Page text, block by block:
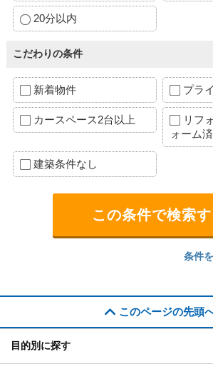
20分以内
こだわりの条件
新着物件 プラ
カースペース2台以上
リフ
ォーム済
建築条件なし
条件
このページの先頭
目的別に探す